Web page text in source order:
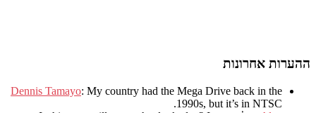
ההערות אחרונות
Dennis Tamayo: My country had the Mega Drive back in the
1990s, but it’s in NTSC
.